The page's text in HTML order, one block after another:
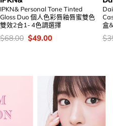
IPKN& Personal Tone Tinted
Gloss Duo 個人色彩唇釉唇蜜雙色
雙效2合1- 4色調選擇
價
錢：
$68.00 Original
price
$49.00Current
盒
價
錢
$